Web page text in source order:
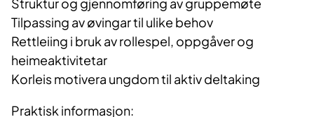
Struktur og gjennomføring av gruppemøte
Tilpassing av øvingar til ulike behov
Rettleiing i bruk av rollespel, oppgåver og
heimeaktivitetar
Korleis motivera ungdom til aktiv deltaking
Praktisk informasjon: